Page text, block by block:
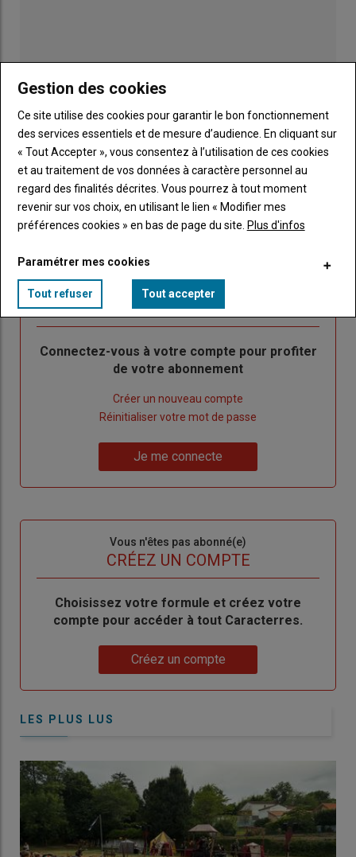
Sous-
titre
Vous êtes abonné(e)
TITRE IDENTIFIEZ-VOUS
Body
Connectez-vous à votre compte pour profiter
de votre abonnement
Créer un nouveau compte
de
Réinitialiser votre mot de passe
me
Je me connecte
Vous n'êtes pas abonné(e)
CRÉEZ UN COMPTE
BodyChoisissez votre formule et créez votre
compte pour accéder à tout Caracterres.
Créez un compte
LES PLUS LUS
Gestion des cookies
Ce site utilise des cookies pour garantir le bon fonctionnement
des services essentiels et de mesure d’audience. En cliquant sur
« Tout Accepter », vous consentez à l’utilisation de ces cookies
et au traitement de vos données à caractère personnel au
regard des finalités décrites. Vous pourrez à tout moment
revenir sur vos choix, en utilisant le lien « Modifier mes
préférences cookies » en bas de page du site. Plus d'infos
Paramétrer mes cookies
Tout refuser Tout accepter